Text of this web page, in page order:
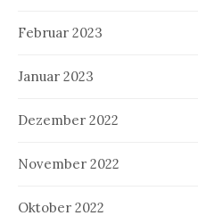
Februar 2023
Januar 2023
Dezember 2022
November 2022
Oktober 2022